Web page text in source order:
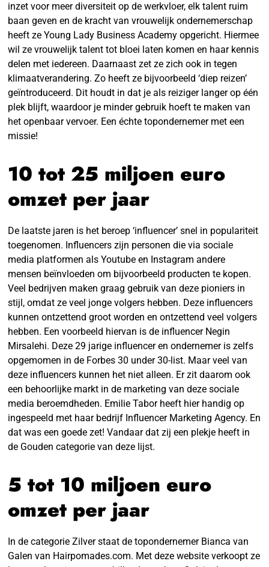
inzet voor meer diversiteit op de werkvloer, elk talent ruim
baan geven en de kracht van vrouwelijk ondernemerschap
heeft ze Young Lady Business Academy opgericht. Hiermee
wil ze vrouwelijk talent tot bloei laten komen en haar kennis
delen met iedereen. Daarnaast zet ze zich ook in tegen
klimaatverandering. Zo heeft ze bijvoorbeeld ‘diep reizen’
geïntroduceerd. Dit houdt in dat je als reiziger langer op één
plek blijft, waardoor je minder gebruik hoeft te maken van
het openbaar vervoer. Een échte topondernemer met een
missie!
10 tot 25 miljoen euro
omzet per jaar
De laatste jaren is het beroep ‘influencer’ snel in populariteit
toegenomen. Influencers zijn personen die via sociale
media platformen als Youtube en Instagram andere
mensen beïnvloeden om bijvoorbeeld producten te kopen.
Veel bedrijven maken graag gebruik van deze pioniers in
stijl, omdat ze veel jonge volgers hebben. Deze influencers
kunnen ontzettend groot worden en ontzettend veel volgers
hebben. Een voorbeeld hiervan is de influencer Negin
Mirsalehi. Deze 29 jarige influencer en ondernemer is zelfs
opgemomen in de Forbes 30 under 30-list. Maar veel van
deze influencers kunnen het niet alleen. Er zit daarom ook
een behoorlijke markt in de marketing van deze sociale
media beroemdheden. Emilie Tabor heeft hier handig op
ingespeeld met haar bedrijf Influencer Marketing Agency. En
dat was een goede zet! Vandaar dat zij een plekje heeft in
de Gouden categorie van deze lijst.
5 tot 10 miljoen euro
omzet per jaar
In de categorie Zilver staat de topondernemer Bianca van
Galen van Hairpomades.com. Met deze website verkoopt ze